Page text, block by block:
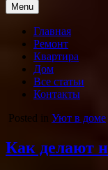
Menu
Главная
Ремонт
Квартира
Дом
Все статьи
Контакты
Posted in Уют в доме
Как делают